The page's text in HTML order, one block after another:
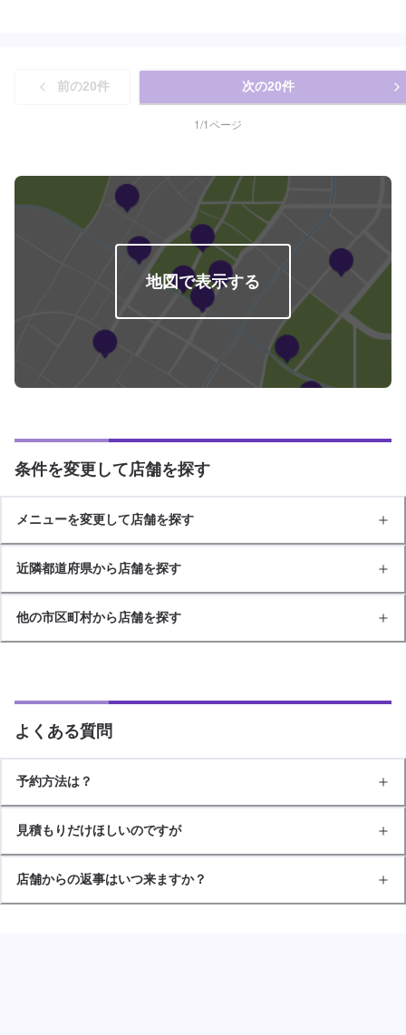
の事お気軽にご相談下さい。確かな技術を持った整備士がお客様の大切なお
車のメンテナンスを行います。【納期について】通常:2日〜3日※車種や状態
などにより前後することがあります。【お見積もり・代車無料】リサイクル
部品を使った修理や、無料代車手配などお客様のニーズに応えるお見積もり
【2】お見積り【3】お見積りにご納得いただければ作業開始【4】仕上がり
次第納車【ご注意】入庫の際はお気をつけてお越しください。駐車スペース
は事務所前の空いているスペースに駐車してください。受付はスタッフへ
「メンテモで予約しました」とお伝えください。ご案内いたします。
前の20件 次の20件
1/1ページ
地図で表示する
条件を変更して店舗を探す
メニューを変更して店舗を探す
近隣都道府県から店舗を探す
他の市区町村から店舗を探す
よくある質問
予約方法は？
見積もりだけほしいのですが
店舗からの返事はいつ来ますか？